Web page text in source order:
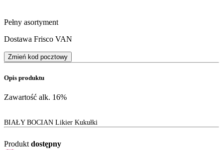
Pełny asortyment
Dostawa Frisco VAN
Zmień kod pocztowy
Opis produktu
Zawartość alk. 16%
BIAŁY BOCIAN Likier Kukułki
Produkt dostępny